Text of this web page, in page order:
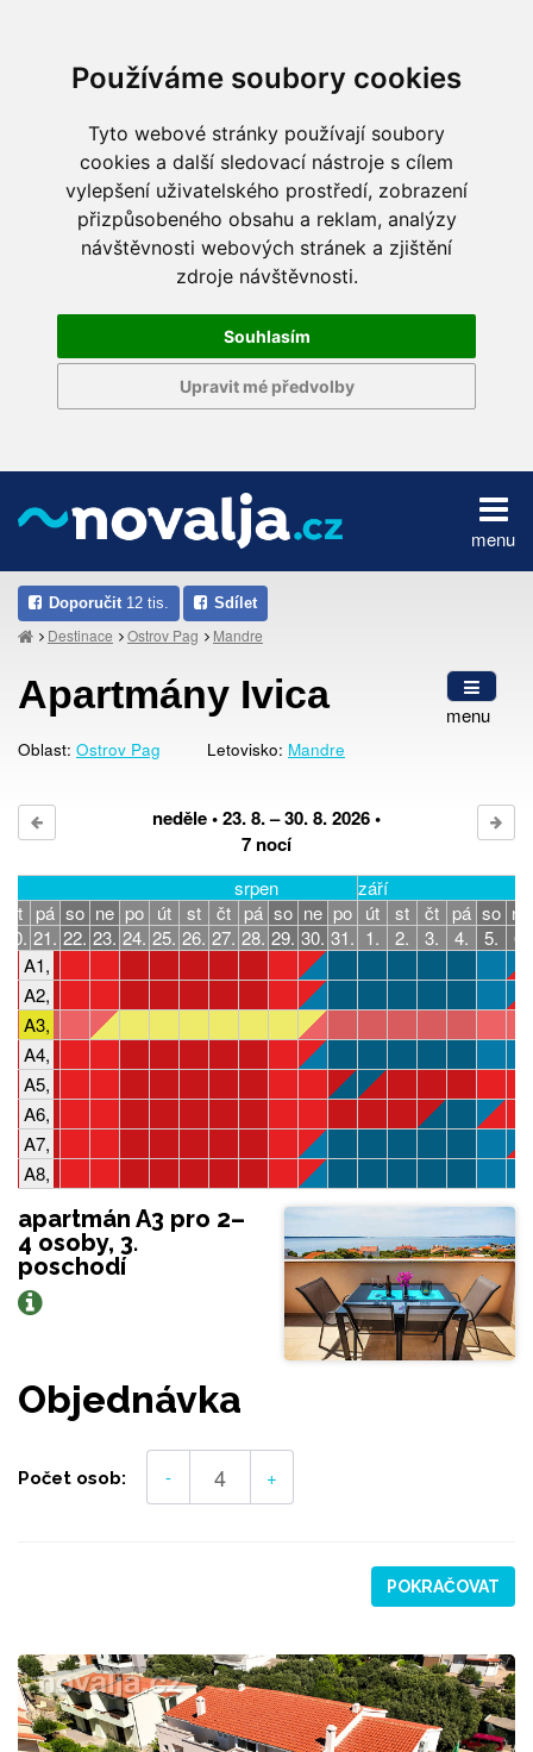
Používáme soubory cookies
Tyto webové stránky používají soubory
cookies a další sledovací nástroje s cílem
vylepšení uživatelského prostředí, zobrazení
přizpůsobeného obsahu a reklam, analýzy
návštěvnosti webových stránek a zjištění
zdroje návštěvnosti.
Souhlasím
Upravit mé předvolby
menu
Doporučit 12 tis. Sdílet
Destinace Ostrov Pag Mandre
menu
Apartmány Ivica
Oblast: Ostrov Pag Letovisko: Mandre
neděle • 23. 8. – 30. 8. 2026 •
7 nocí
srpen
září
čt pá so ne po út st čt pá so ne po út st čt pá so ne
20. 21. 22. 23. 24. 25. 26. 27. 28. 29. 30. 31. 1. 2. 3. 4. 5.
6.
A1, 2-5 osob, 1 ložnice
A2, 2-5 osob, 1 ložnice
A3, 2-4 osoby, 1 ložnice
A4, 4-5 osob, 2 ložnice
A5, 2-5 osob, 1 ložnice
A6, 2-5 osob, 1 ložnice
A7, 2-4 osoby, 1 ložnice
A8, 4-5 osob, 2 ložnice
apartmán A3 pro 2–
4 osoby, 3.
poschodí
Objednávka
Počet osob: - +
POKRAČOVAT